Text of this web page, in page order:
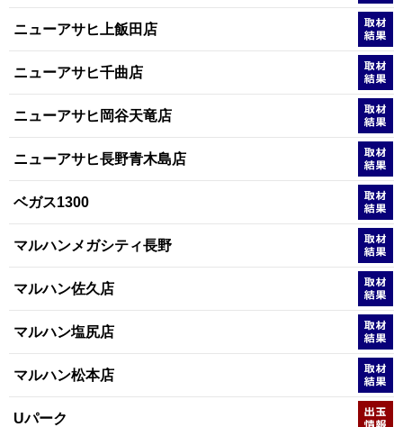
ニューアサヒ上飯田店
ニューアサヒ千曲店
ニューアサヒ岡谷天竜店
ニューアサヒ長野青木島店
ベガス1300
マルハンメガシティ長野
マルハン佐久店
マルハン塩尻店
マルハン松本店
Uパーク